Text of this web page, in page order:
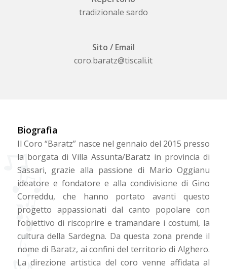
tradizionale sardo
Sito / Email
coro.baratz@tiscali.it
Biografia
Il Coro “Baratz” nasce nel gennaio del 2015 presso
la borgata di Villa Assunta/Baratz in provincia di
Sassari, grazie alla passione di Mario Oggianu
ideatore e fondatore e alla condivisione di Gino
Correddu, che hanno portato avanti questo
progetto appassionati dal canto popolare con
l’obiettivo di riscoprire e tramandare i costumi, la
cultura della Sardegna. Da questa zona prende il
nome di Baratz, ai confini del territorio di Alghero.
La direzione artistica del coro venne affidata al